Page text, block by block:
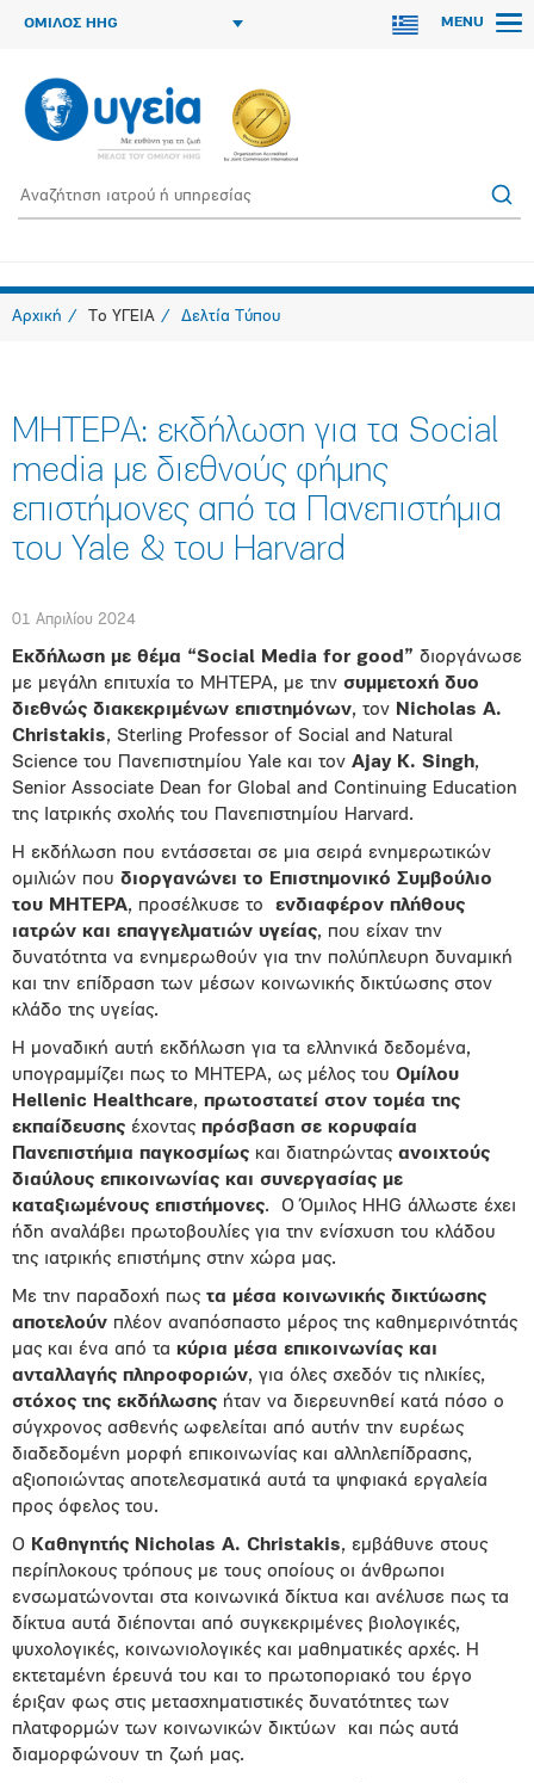
ΟΜΙΛΟΣ HHG MENU
Αρχική Το ΥΓΕΙΑ Δελτία Τύπου
ΜΗΤΕΡΑ: εκδήλωση για τα Social
media με διεθνούς φήμης
επιστήμονες από τα Πανεπιστήμια
του Yale & του Harvard
01 Απριλίου 2024
Εκδήλωση με θέμα “Social Media for good ” διοργάνωσε
με μεγάλη επιτυχία το ΜΗΤΕΡΑ, με την συμμετοχή δυο
διεθνώς διακεκριμένων επιστημόνων, τον Nicholas A.
Christakis, Sterling Professor of Social and Natural
Science του Πανεπιστημίου Yale και τον Ajay K. Singh,
Senior Associate Dean for Global and Continuing Education
της Ιατρικής σχολής του Πανεπιστημίου Harvard.
Η εκδήλωση που εντάσσεται σε μια σειρά ενημερωτικών
ομιλιών που διοργανώνει το Επιστημονικό Συμβούλιο
του ΜΗΤΕΡΑ, προσέλκυσε το ενδιαφέρον πλήθους
ιατρών και επαγγελματιών υγείας, που είχαν την
δυνατότητα να ενημερωθούν για την πολύπλευρη δυναμική
και την επίδραση των μέσων κοινωνικής δικτύωσης στον
κλάδο της υγείας.
Η μοναδική αυτή εκδήλωση για τα ελληνικά δεδομένα,
υπογραμμίζει πως το ΜΗΤΕΡΑ, ως μέλος του Ομίλου
Hellenic Healthcare, πρωτοστατεί στον τομέα της
εκπαίδευσης έχοντας πρόσβαση σε κορυφαία
Πανεπιστήμια παγκοσμίως και διατηρώντας ανοιχτούς
διαύλους επικοινωνίας και συνεργασίας με
καταξιωμένους επιστήμονες. Ο Όμιλος HHG άλλωστε έχει
ήδη αναλάβει πρωτοβουλίες για την ενίσχυση του κλάδου
της ιατρικής επιστήμης στην χώρα μας.
Με την παραδοχή πως τα μέσα κοινωνικής δικτύωσης
αποτελούν πλέον αναπόσπαστο μέρος της καθημερινότητάς
μας και ένα από τα κύρια μέσα επικοινωνίας και
ανταλλαγής πληροφοριών, για όλες σχεδόν τις ηλικίες,
στόχος της εκδήλωσης ήταν να διερευνηθεί κατά πόσο ο
σύγχρονος ασθενής ωφελείται από αυτήν την ευρέως
διαδεδομένη μορφή επικοινωνίας και αλληλεπίδρασης,
αξιοποιώντας αποτελεσματικά αυτά τα ψηφιακά εργαλεία
προς όφελος του.
Ο Καθηγητής Nicholas A. Christakis, εμβάθυνε στους
περίπλοκους τρόπους με τους οποίους οι άνθρωποι
ενσωματώνονται στα κοινωνικά δίκτυα και ανέλυσε πως τα
δίκτυα αυτά διέπονται από συγκεκριμένες βιολογικές,
ψυχολογικές, κοινωνιολογικές και μαθηματικές αρχές. Η
εκτεταμένη έρευνά του και το πρωτοποριακό του έργο
έριξαν φως στις μετασχηματιστικές δυνατότητες των
πλατφορμών των κοινωνικών δικτύων και πώς αυτά
διαμορφώνουν τη ζωή μας.